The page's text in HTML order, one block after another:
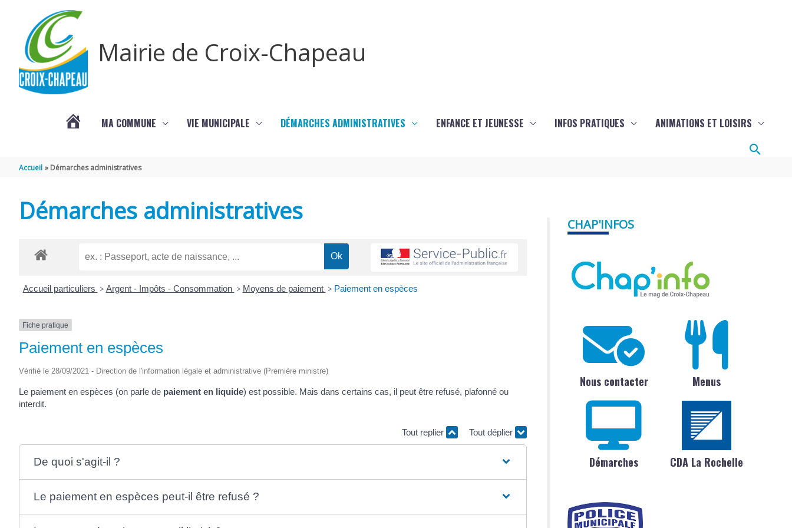
Mairie de Croix-Chapeau
MA COMMUNE VIE MUNICIPALE DÉMARCHES ADMINISTRATIVES ENFANCE ET JEUNESSE INFOS PRATIQUES ANIMATIONS ET LOISIRS
Accueil Démarches administratives
Démarches administratives
Accueil particuliers > Argent - Impôts - Consommation > Moyens de paiement > Paiement en espèces
Fiche pratique
Paiement en espèces
Vérifié le 28/09/2021 - Direction de l'information légale et administrative (Première ministre)
Le paiement en espèces (on parle de paiement en liquide) est possible. Mais dans certains cas, il peut être refusé, plafonné ou
interdit.
Tout replier Tout déplier
De quoi s'agit-il ?
Le paiement en espèces peut-il être refusé ?
CHAP'INFOS
Nous contacter Menus
Démarches CDA La Rochelle